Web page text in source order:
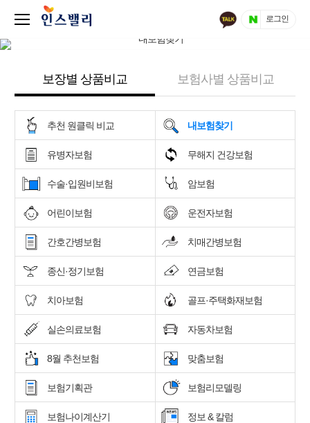
로그인
보장별 상품비교 보험사별 상품비교
추천 원클릭 비교 내보험찾기
유병자보험 무해지 건강보험
수술·입원비보험 암보험
어린이보험 운전자보험
간호간병보험 치매간병보험
종신·정기보험 연금보험
치아보험 골프·주택화재보험
실손의료보험 자동차보험
8월 추천보험 맞춤보험
보험기획관 보험리모델링
보험나이계산기 정보 & 칼럼